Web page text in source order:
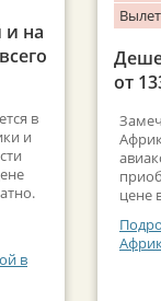
и на
в
и
в
от
цене